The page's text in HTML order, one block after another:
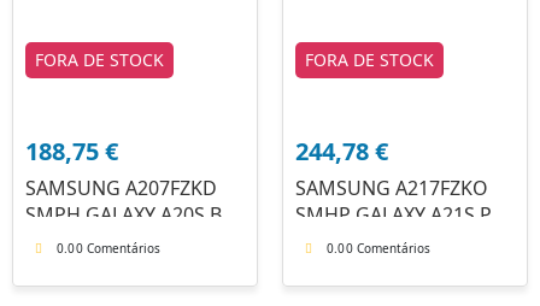
FORA DE STOCK
188,75€
SAMSUNG A207FZKD
SMPH GALAXY A20S B
0.00 Comentários
FORA DE STOCK
244,78€
SAMSUNG A217FZKO
SMHP GALAXY A21S P
0.00 Comentários